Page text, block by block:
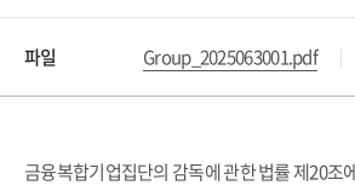
파일 Group_2025063001.pdf
금융복합기업집단의 감독에 관한 법률 제20